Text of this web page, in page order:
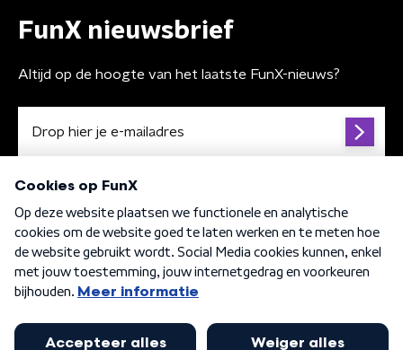
FunX nieuwsbrief
Altijd op de hoogte van het laatste FunX-nieuws?
Algemene voorwaarden Privacybeleid